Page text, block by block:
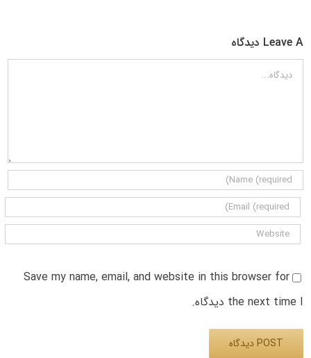
Leave A دیدگاه
دیدگاه
Save my name, email, and website in this browser for
the next time I دیدگاه.